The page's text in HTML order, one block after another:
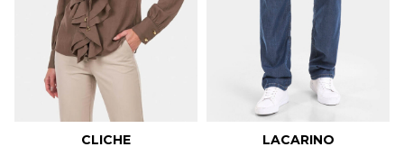
CLICHE LACARINO